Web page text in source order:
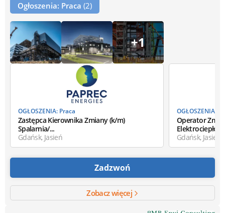
Ogłoszenia: Praca (2)
+1
OGŁOSZENIA: Praca
Zastępca Kierownika Zmiany (k/m)
Spalarnia/...
Gdańsk, Jasień
OGŁOSZENIA:
Operator
Gdańsk, Jasień
Zadzwoń
Zobacz więcej